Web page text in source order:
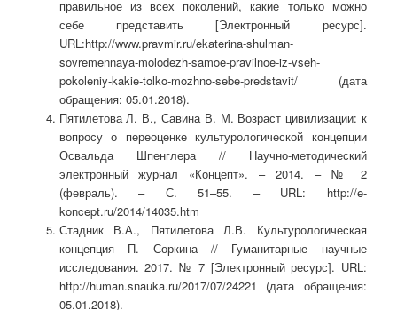
правильное из всех поколений, какие только можно
себе представить [Электронный ресурс].
URL:http://www.pravmir.ru/ekaterina-shulman-
sovremennaya-molodezh-samoe-pravilnoe-iz-vseh-
pokoleniy-kakie-tolko-mozhno-sebe-predstavit/ (дата
обращения: 05.01.2018).
Пятилетова Л. В., Савина В. М. Возраст цивилизации: к
вопросу о переоценке культурологической концепции
Освальда Шпенглера // Научно-методический
электронный журнал «Концепт». – 2014. – № 2
(февраль). – С. 51–55. – URL: http://e-
koncept.ru/2014/14035.htm
Стадник В.А., Пятилетова Л.В. Культурологическая
концепция П. Соркина // Гуманитарные научные
исследования. 2017. № 7 [Электронный ресурс]. URL:
http://human.snauka.ru/2017/07/24221 (дата обращения:
05.01.2018).